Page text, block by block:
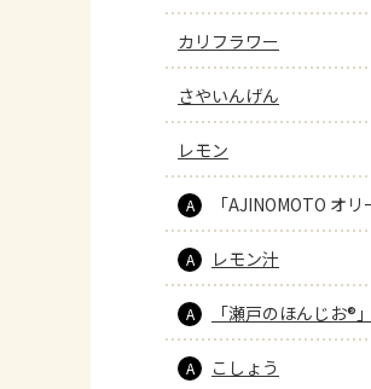
カリフラワー
さやいんげん
レモン
A 「AJINOMOTO オ
A レモン汁
A 「瀬戸のほんじお®」
A こしょう